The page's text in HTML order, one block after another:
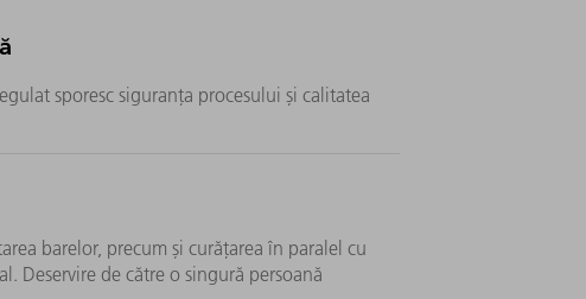
sporesc siguranța procesului și calitatea
barelor, precum și curățarea în paralel cu
Deservire de către o singură persoană